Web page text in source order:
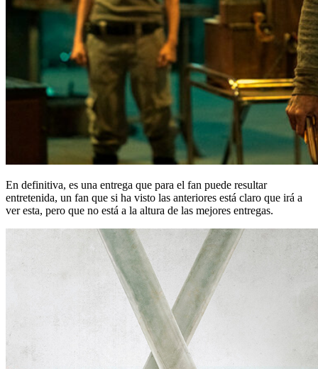
En definitiva, es una entrega que para el fan puede resultar
entretenida, un fan que si ha visto las anteriores está claro que irá a
ver esta, pero que no está a la altura de las mejores entregas.